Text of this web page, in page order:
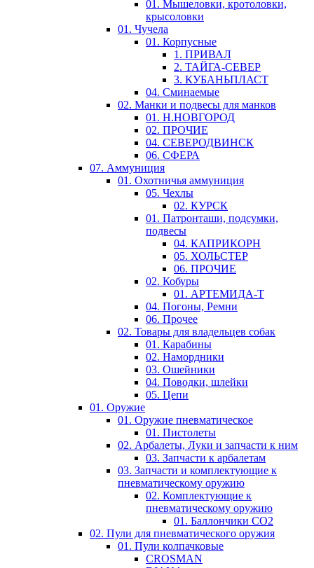
01. Мышеловки, кротоловки,
крысоловки
01. Чучела
01. Корпусные
1. ПРИВАЛ
2. ТАЙГА-СЕВЕР
3. КУБАНЬПЛАСТ
04. Сминаемые
02. Манки и подвесы для манков
01. Н.НОВГОРОД
02. ПРОЧИЕ
04. СЕВЕРОДВИНСК
06. СФЕРА
07. Аммуниция
01. Охотничья аммуниция
05. Чехлы
02. КУРСК
01. Патронташи, подсумки,
подвесы
04. КАПРИКОРН
05. ХОЛЬСТЕР
06. ПРОЧИЕ
02. Кобуры
01. АРТЕМИДА-Т
04. Погоны, Ремни
06. Прочее
02. Товары для владельцев собак
01. Карабины
02. Намордники
03. Ошейники
04. Поводки, шлейки
05. Цепи
01. Оружие
01. Оружие пневматическое
01. Пистолеты
02. Арбалеты, Луки и запчасти к ним
03. Запчасти к арбалетам
03. Запчасти и комплектующие к
пневматическому оружию
02. Комплектующие к
пневматическому оружию
01. Баллончики СО2
02. Пули для пневматического оружия
01. Пули колпачковые
CROSMAN